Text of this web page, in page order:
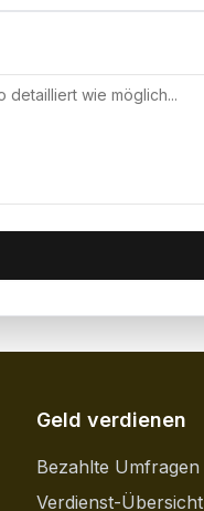
Geld verdienen
Bezahlte Umfragen
Verdienst-Übersicht